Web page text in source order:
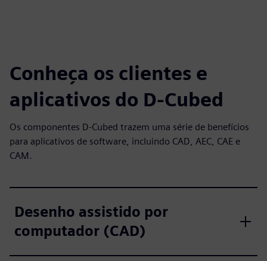
Conheça os clientes e
aplicativos do D-Cubed
Os componentes D-Cubed trazem uma série de benefícios
para aplicativos de software, incluindo CAD, AEC, CAE e
CAM.
Desenho assistido por
computador (CAD)